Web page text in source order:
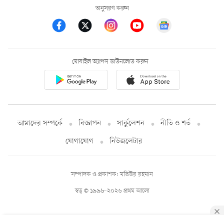
অনুসরণ করুন
মোবাইল অ্যাপস ডাউনলোড করুন
আমাদের সম্পর্কে বিজ্ঞাপন সার্কুলেশন
নীতি ও শর্ত
যোগাযোগ
নিউজলেটার
স্বত্ব © ১৯৯৮-২০২৬ প্রথম আলো
সম্পাদক ও প্রকাশক: মতিউর রহমান